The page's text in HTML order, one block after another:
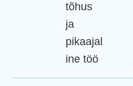
tõhus
ja
pikaajal
ine töö